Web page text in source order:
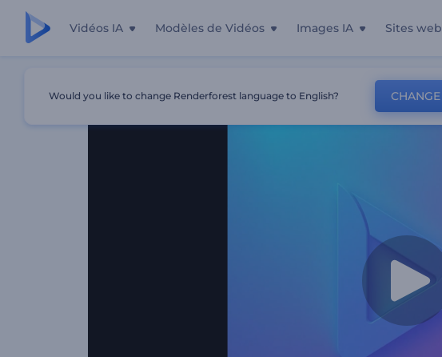
Vidéos IA Modèles de Vidéos Images IA Sites web
Animation De Logo - Coup De Projecteur Dynamique
Would you like to change Renderforest language to English? CHANGE